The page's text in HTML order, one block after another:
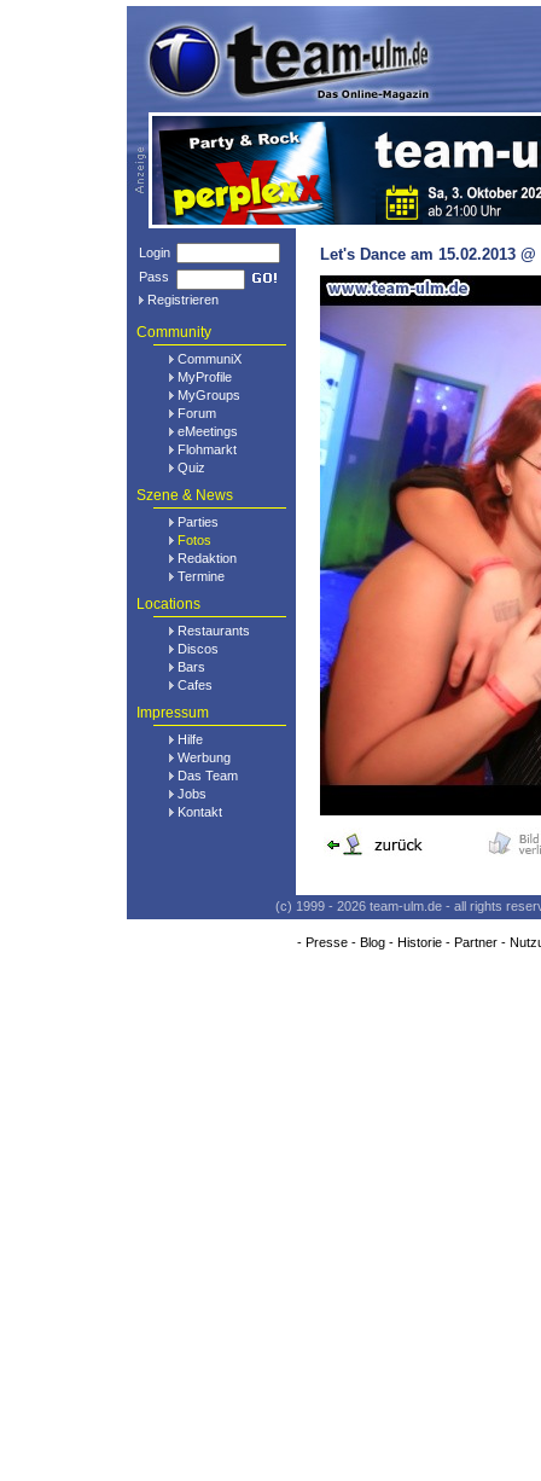
Login
Pass
Registrieren
Community
CommuniX
MyProfile
MyGroups
Forum
eMeetings
Flohmarkt
Quiz
Szene & News
Parties
Fotos
Redaktion
Termine
Locations
Restaurants
Discos
Bars
Cafes
Impressum
Hilfe
Werbung
Das Team
Jobs
Kontakt
Let's Dance am 15.02.2013
(c) 1999 - 2026 team-ulm.de - all rights
- Presse- Blog- Historie- Partner-